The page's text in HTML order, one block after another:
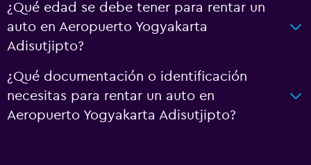
¿Qué edad se debe tener para rentar un
auto en Aeropuerto Yogyakarta
Adisutjipto?
¿Qué documentación o identificación
necesitas para rentar un auto en
Aeropuerto Yogyakarta Adisutjipto?